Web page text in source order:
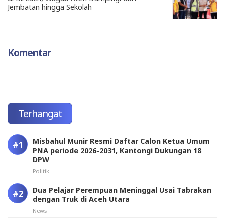
Jembatan hingga Sekolah
Komentar
Terhangat
Misbahul Munir Resmi Daftar Calon Ketua Umum
PNA periode 2026-2031, Kantongi Dukungan 18
DPW
Politik
Dua Pelajar Perempuan Meninggal Usai Tabrakan
dengan Truk di Aceh Utara
News